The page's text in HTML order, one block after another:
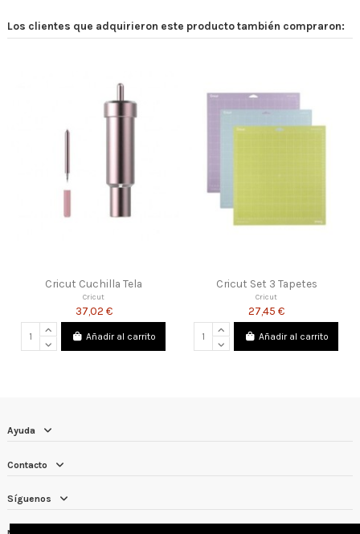
Los clientes que adquirieron este producto también compraron:
Cricut Cuchilla Tela
Cricut
37,02 €
Añadir al carrito
Cricut Set 3 Tapetes
Cricut
27,45 €
Añadir al carrito
Ayuda
Contacto
Síguenos